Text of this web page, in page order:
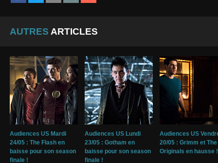
AUTRES ARTICLES
Audiences US Mardi
24/05 : The Flash en
baisse pour son season
finale !
Audiences US Lundi
23/05 : Gotham en
baisse pour son season
finale !
Audiences US
20/05 : Grimm et The
Originals en hausse !